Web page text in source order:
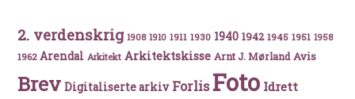
2. verdenskrig 1908 1910 1911 1930 1940 1942 1945 1951 1958
1962 Arendal Arkitekt Arkitektskisse Arnt J. Mørland Avis
Brev Digitaliserte arkiv Forlis Foto Idrett